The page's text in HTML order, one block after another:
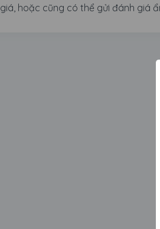
giá, hoặc cũng có thể gửi đánh giá